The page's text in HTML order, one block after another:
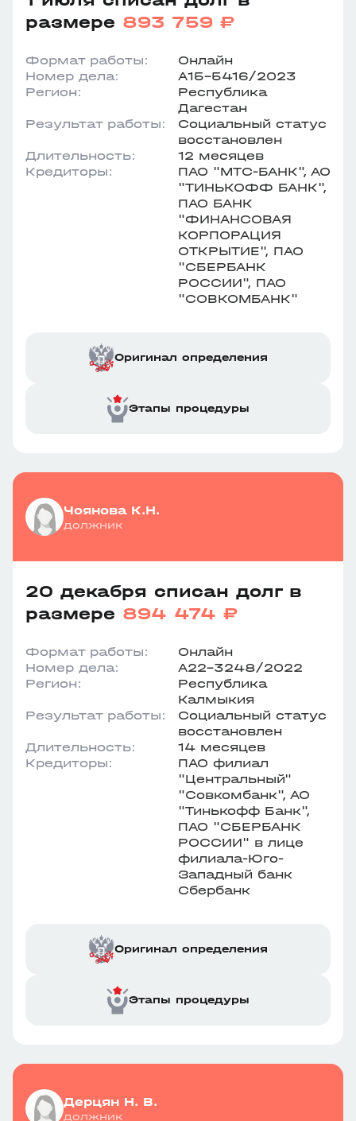
размере 893 759 ₽
Формат работы:
Онлайн
Номер дела:
А15-5416/2023
Регион:
Республика
Дагестан
Результат работы:
Социальный статус
восстановлен
Длительность:
12 месяцев
Кредиторы:
ПАО "МТС-БАНК", АО
"ТИНЬКОФФ БАНК",
ПАО БАНК
"ФИНАНСОВАЯ
КОРПОРАЦИЯ
ОТКРЫТИЕ", ПАО
"СБЕРБАНК
РОССИИ", ПАО
"СОВКОМБАНК"
Оригинал определения
Этапы процедуры
Чоянова К.Н.
должник
20 декабря списан долг в
размере 894 474 ₽
Формат работы:
Онлайн
Номер дела:
А22-3248/2022
Регион:
Республика
Калмыкия
Результат работы:
Социальный статус
восстановлен
Длительность:
14 месяцев
Кредиторы:
ПАО филиал
"Центральный"
"Совкомбанк", АО
"Тинькофф Банк",
ПАО "СБЕРБАНК
РОССИИ" в лице
филиала-Юго-
Западный банк
Сбербанк
Оригинал определения
Этапы процедуры
Дерцян Н. В.
должник